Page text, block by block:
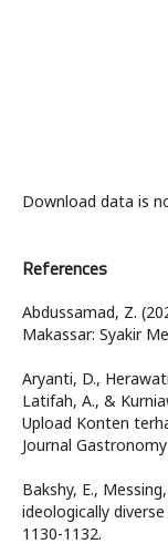
Download data is
References
Abdussamad, Z.
Makassar: Syakir
Aryanti, D.,
Latifah, A., &
Upload Konten
Journal
Bakshy, E.,
ideologically
1130-1132.